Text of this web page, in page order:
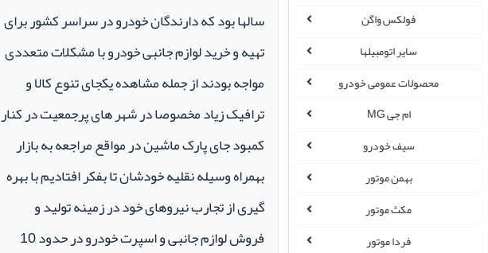
فولکس واگن
سایر اتومبیلها
محصولات عمومی خودرو
ام جی MG
سیف خودرو
بهمن موتور
مکث موتور
فردا موتور
سالها بود که دارندگان خودرو در سراسر کشور برای
تهیه و خرید لوازم جانبی خودرو با مشکلات متعددی
مواجه بودند از جمله مشاهده یکجای تنوع کالا و
ترافیک زیاد مخصوصا در شهر های پرجمعیت در کنار
کمبود جای پارک ماشین در مواقع مراجعه به بازار
بهمراه وسیله نقلیه خودشان تا بفکر افتادیم با بهره
گیری از تجارب نیروهای خود در زمینه تولید و
فروش لوازم جانبی و اسپرت خودرو در حدود 10